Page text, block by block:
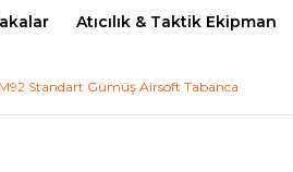
Atıcılık & Taktik Ekipman
Standart Gümüş Airsoft Tabanca